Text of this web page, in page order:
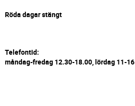
Röda dagar stängt
Telefontid:
måndag-fredag 12.30-18.00, lördag 11-16